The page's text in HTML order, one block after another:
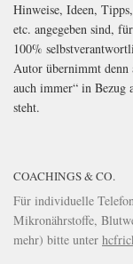
Hinweise, Ideen,
etc. angegeben sind,
100%
Autor übernimmt denn
auch immer“ in Bezug
steht.
COACHINGS & CO.
Für individuelle
Mikronährstoffe,
mehr) bitte unter